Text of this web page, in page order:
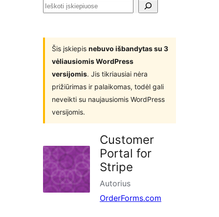
Ieškoti
Šis įskiepis nebuvo išbandytas su 3
vėliausiomis WordPress
versijomis. Jis tikriausiai nėra
prižiūrimas ir palaikomas, todėl gali
neveikti su naujausiomis WordPress
versijomis.
Customer
Portal for
Stripe
Autorius
OrderForms.com